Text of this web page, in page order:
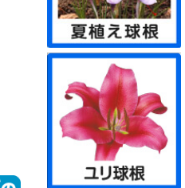
農業機械（耕耘機・噴
霧器 等）
園芸支柱
DIY・電動工具
DIY・ガーデン用具
防草シート・マルチ
園芸ネット(防鳥・防
虫・遮光・防風)
温室用フィルム・不織
鳥獣虫害対策グッズ
防獣ネット・フェンス
温室・保温グッズ
用土・肥料
LED照明 他
庭作りグッズ
鉢・プランター
ガーデンエクステリア
ガーデン家具
オーナメント
菊資材
生活雑貨
ドラレコ・カー用品
防犯カメラ・セキュリ
イルミネーション
担当者のおすすめ
資材イベント
その他エクステリア
和風庭園
木製品
資材未使用カテゴリー
資材予備32
オンラインショップセ
ールカテゴリー
新聞広告掲載商品
その他予備9
その他未使用カテゴリ